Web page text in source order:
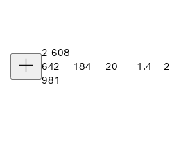
2 608
642
981
184 20 1.4 2